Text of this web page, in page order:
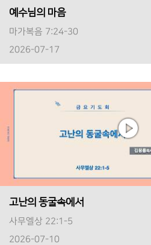
예수님의 마음
마가복음 7:24-30
2026-07-17
고난의 동굴속에서
사무엘상 22:1-5
2026-07-10